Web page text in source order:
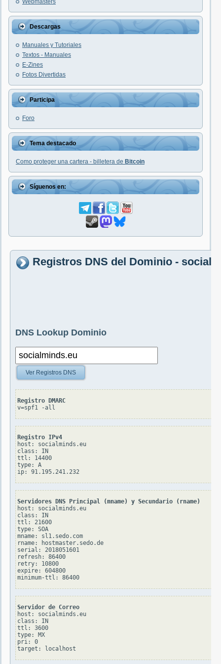
Webmasters
Descargas
Manuales y Tutoriales
Textos - Manuales
E-Zines
Fotos Divertidas
Participa
Foro
Tema destacado
Como proteger una cartera - billetera de Bitcoin
Síguenos en:
Registros DNS del Dominio -
DNS Lookup Dominio
Ver Registros DNS
Registro DMARC
v=spf1 -all
Registro IPv4
host: socialminds.eu
class: IN
ttl: 14400
type: A
Servidores DNS Principal (mname) y Secundario (rname)
host: socialminds.eu
class: IN
ttl: 21600
type: SOA
mname: sl1.sedo.com
rname: hostmaster.sedo.de
serial: 2018051601
refresh: 86400
retry: 10800
expire: 604800
Servidor de Correo
host: socialminds.eu
class: IN
ttl: 3600
type: MX
pri: 0